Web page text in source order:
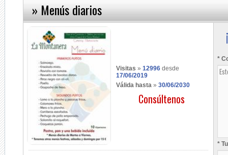
» Menús diarios
Visitas » 12996 desde
17/06/2019
Válida hasta » 30/06/2030
Consúltenos
*
*